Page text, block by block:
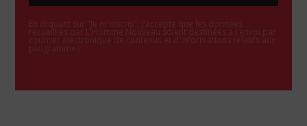
En cliquant sur "Je m'inscris", j'accepte que les données
recueillies par L'Homme Nouveau soient destinées à l'envoi par
courrier électronique de contenus et d'informations relatifs aux
programmes.